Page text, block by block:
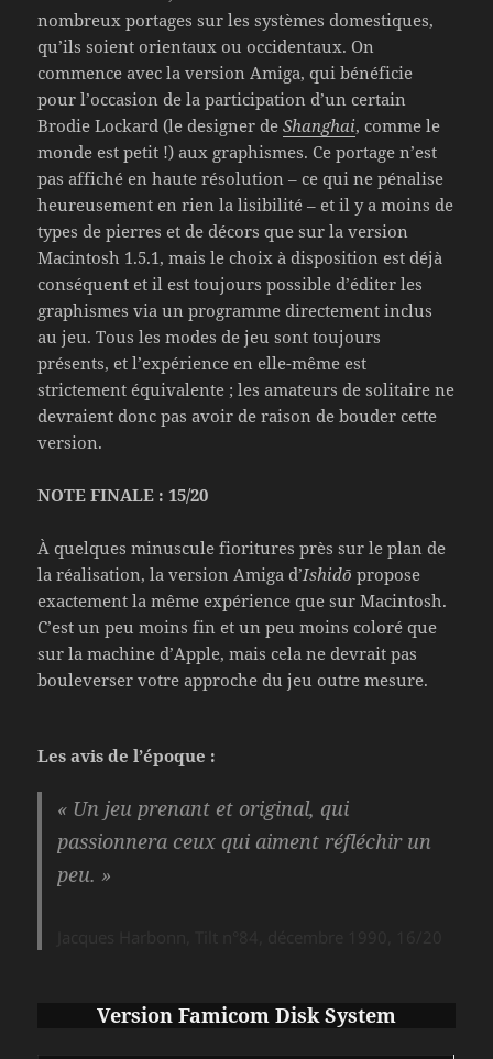
nombreux portages sur les systèmes domestiques,
qu’ils soient orientaux ou occidentaux. On
commence avec la version Amiga, qui bénéficie
pour l’occasion de la participation d’un certain
Brodie Lockard (le designer deShanghai, comme le
monde est petit !) aux graphismes. Ce portage n’est
pas affiché en haute résolution – ce qui ne pénalise
heureusement en rien la lisibilité – et il y a moins de
types de pierres et de décors que sur la version
Macintosh 1.5.1, mais le choix à disposition est déjà
conséquent et il est toujours possible d’éditer les
graphismes via un programme directement inclus
au jeu. Tous les modes de jeu sont toujours
présents, et l’expérience en elle-même est
strictement équivalente ; les amateurs de solitaire ne
devraient donc pas avoir de raison de bouder cette
version.
NOTE FINALE : 15/20
À quelques minuscule fioritures près sur le plan de
la réalisation, la version Amiga d’Ishidō propose
exactement la même expérience que sur Macintosh.
C’est un peu moins fin et un peu moins coloré que
sur la machine d’Apple, mais cela ne devrait pas
bouleverser votre approche du jeu outre mesure.
Les avis de l’époque :
« Un jeu prenant et original, qui
passionnera ceux qui aiment réfléchir un
peu. »
Version Famicom Disk System